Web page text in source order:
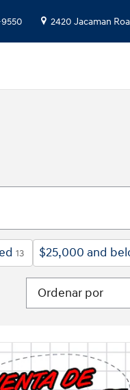
2420 Jacaman
13 $25,000 and
Ordenar por